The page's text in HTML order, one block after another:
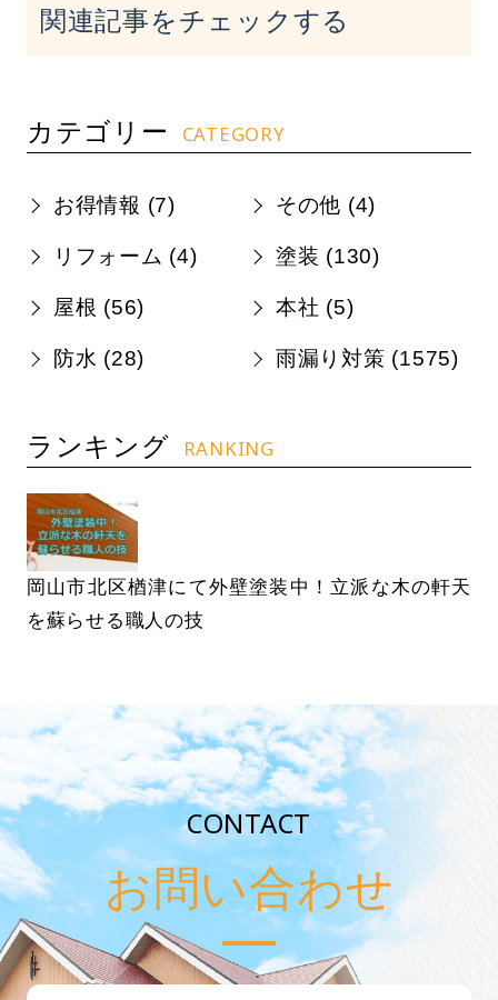
関連記事をチェックする
カテゴリー CATEGORY
お得情報 (7) その他 (4)
リフォーム (4) 塗装 (130)
屋根 (56) 本社 (5)
防水 (28) 雨漏り対策 (1575)
ランキング RANKING
岡山市北区楢津にて外壁塗装中！立派な木の軒天
を蘇らせる職人の技
CONTACT
お問い合わせ